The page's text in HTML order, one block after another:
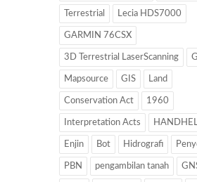
Terrestrial Lecia HDS7000
GARMIN 76CSX
3D Terrestrial LaserScanning
Mapsource GIS Land
Conservation Act 1960
Interpretation Acts
Enjin Bot Hidrografi
PBN pengambilan tanah